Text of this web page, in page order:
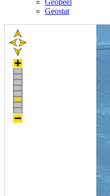
Geopeel
Geostat